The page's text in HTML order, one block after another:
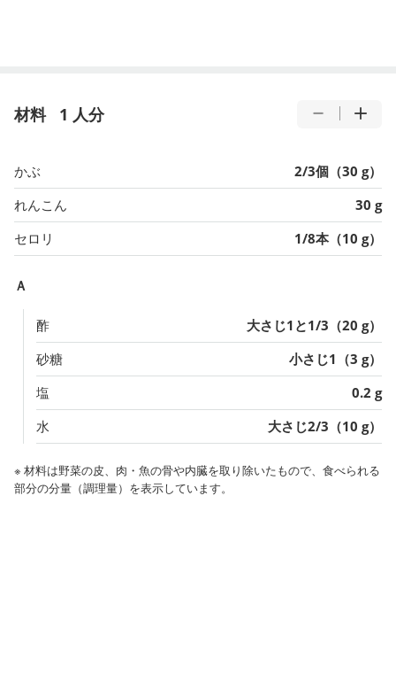
材料 1 人分
かぶ
2/3個（30 g）
れんこん
30 g
セロリ
1/8本（10 g）
Ａ
酢
大さじ1と1/3（20 g）
砂糖
小さじ1（3 g）
塩
0.2 g
水
大さじ2/3（10 g）
※ 材料は野菜の皮、肉・魚の骨や内臓を取り除いたもので、食べられる
部分の分量（調理量）を表示しています。